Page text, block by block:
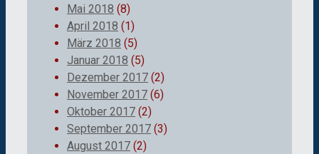
Mai 2018 (8)
April 2018 (1)
März 2018 (5)
Januar 2018 (5)
Dezember 2017 (2)
November 2017 (6)
Oktober 2017 (2)
September 2017 (3)
August 2017 (2)